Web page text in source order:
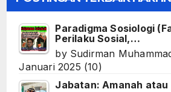
Paradigma Sosiologi
Perilaku Sosial,…
by Sudirman
Januari 2025 (10)
Jabatan: Amanah atau